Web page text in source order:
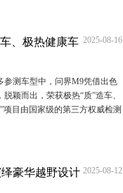
2025-08-16
、极热健康车
测车型中，问界M9凭借出色
颖而出，荣获极热“质”造车、
目由国家级的第三方权威检测
2025-08-12
豪华越野设计